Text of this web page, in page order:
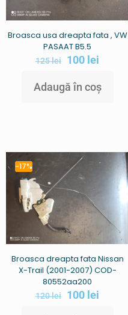
Broasca usa dreapta fata , VW
PASAAT B5.5
125lei 100 lei
Adaugă în coș
-17%
Broasca dreapta fata Nissan
X-Trail (2001-2007) COD-
80552aa200
120lei 100 lei